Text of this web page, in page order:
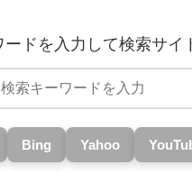
ドを入力して検索サイ
Bing Yahoo